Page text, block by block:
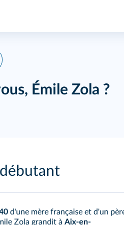
Émile Zola ?
d'une mère française et d'un
Zola grandit à Aix-en-